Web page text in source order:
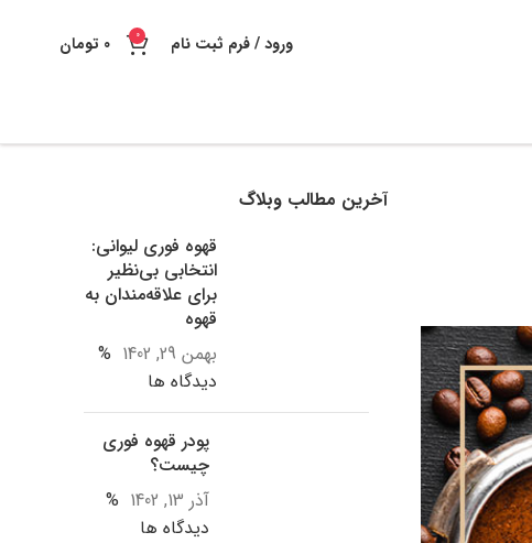
ورود / فرم ثبت نام 0
0 تومان
آخرین مطالب وبلاگ
قهوه فوری لیوانی:
انتخابی بی‌نظیر
برای علاقه‌مندان به
قهوه
بهمن 29, 1402
%
دیدگاه ها
پودر قهوه فوری
چیست؟
آذر 13, 1402
%
دیدگاه ها